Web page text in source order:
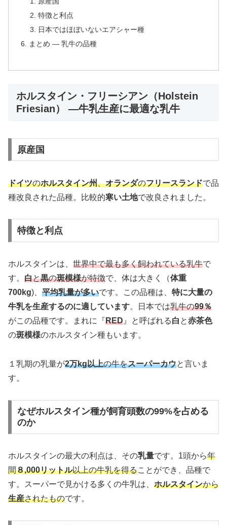
特徴と利点
日本ではほぼいないエアシャー種
まとめ — 乳牛の品種
ホルスタイン・フリーシアン（Holstein
Friesian） —牛乳生産に最適な乳牛
原産国
ドイツのホルスタイン州、オランダのフリースランドで品
種改良された品種。比較的寒い土地で改良されました。
特徴と利点
ホルスタインは、 世界中で最も多く飼われている乳牛で
す。 白と黒の斑模様が特徴で、体は大きく（体重
700kg)、 平均乳量が多いです。この品種は、 特に大量の
牛乳を生産するのに適しています。日本では乳牛の99％
がこの品種です。まれに『RED 』と呼ばれる白 と赤茶色
の斑模様のホルスタイン種もいます。
１乳期の乳量が2万kg以上の牛をスーパーカウと言いま
す。
なぜホルスタイン種が飼育頭数の99%を占める
のか
ホルスタインの最大の利点は、その乳量です。1頭から年
間８,000リットル以上の牛乳を得ることができ、品種で
す。スーパーで見かける多くの牛乳は、 ホルスタインから
生産されたものです。